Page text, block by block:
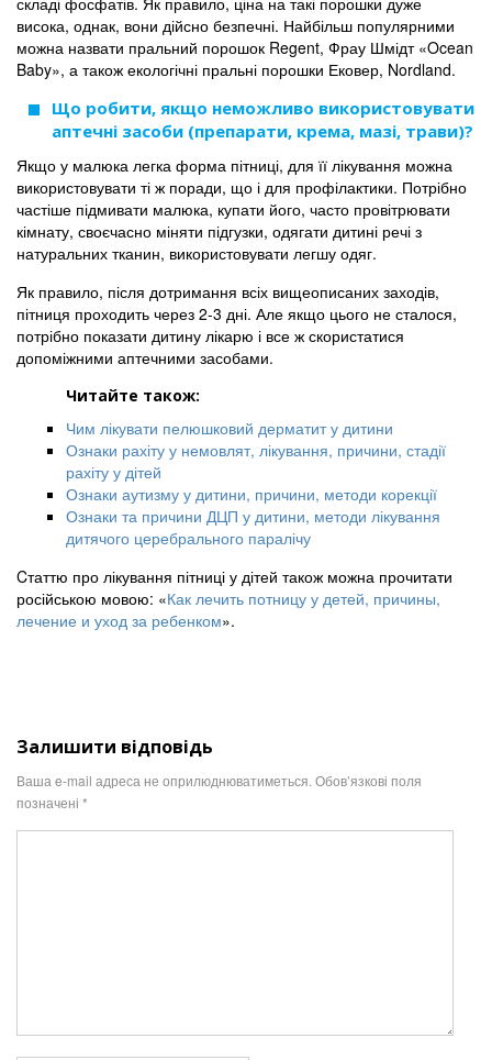
висока, однак, вони дійсно безпечні. Найбільш популярними
можна назвати пральний порошок Regent, Фрау Шмідт «Ocean
Baby», а також екологічні пральні порошки Ековер, Nordland.
Що робити, якщо неможливо використовувати
аптечні засоби (препарати, крема, мазі, трави)?
Якщо у малюка легка форма пітниці, для її лікування можна
використовувати ті ж поради, що і для профілактики. Потрібно
частіше підмивати малюка, купати його, часто провітрювати
кімнату, своєчасно міняти підгузки, одягати дитині речі з
натуральних тканин, використовувати легшу одяг.
Як правило, після дотримання всіх вищеописаних заходів,
пітниця проходить через 2-3 дні. Але якщо цього не сталося,
потрібно показати дитину лікарю і все ж скористатися
допоміжними аптечними засобами.
Читайте також:
Чим лікувати пелюшковий дерматит у дитини
Ознаки рахіту у немовлят, лікування, причини, стадії
рахіту у дітей
Ознаки аутизму у дитини, причини, методи корекції
Ознаки та причини ДЦП у дитини, методи лікування
дитячого церебрального паралічу
Cтаттю про лікування пітниці у дітей також можна прочитати
російською мовою: «Как лечить потницу у детей, причины,
лечение и уход за ребенком».
Залишити відповідь
Ваша e-mail адреса не оприлюднюватиметься. Обов’язкові поля
позначені *